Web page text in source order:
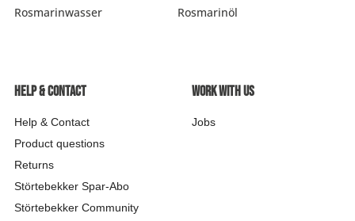
Rosmarinwasser
Rosmarinöl
Help & contact
Help & Contact
Product questions
Returns
Störtebekker Spar-Abo
Störtebekker Community
Work with us
Jobs